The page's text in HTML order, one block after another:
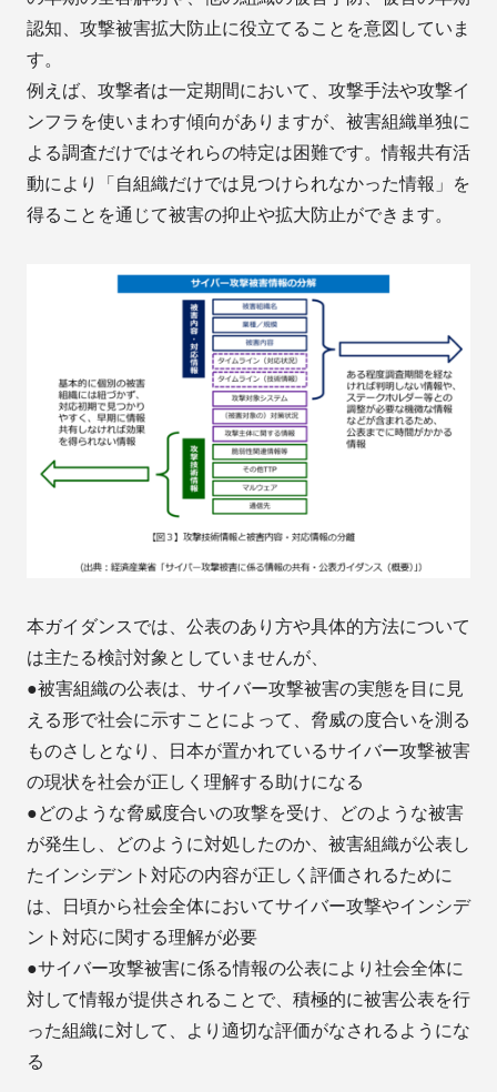
認知、攻撃被害拡大防止に役立てることを意図していま
す。
例えば、攻撃者は一定期間において、攻撃手法や攻撃イ
ンフラを使いまわす傾向がありますが、被害組織単独に
よる調査だけではそれらの特定は困難です。情報共有活
動により「自組織だけでは見つけられなかった情報」を
得ることを通じて被害の抑止や拡大防止ができます。
本ガイダンスでは、公表のあり方や具体的方法について
は主たる検討対象としていませんが、
●被害組織の公表は、サイバー攻撃被害の実態を目に見
える形で社会に示すことによって、脅威の度合いを測る
ものさしとなり、日本が置かれているサイバー攻撃被害
の現状を社会が正しく理解する助けになる
●どのような脅威度合いの攻撃を受け、どのような被害
が発生し、どのように対処したのか、被害組織が公表し
たインシデント対応の内容が正しく評価されるために
は、日頃から社会全体においてサイバー攻撃やインシデ
ント対応に関する理解が必要
●サイバー攻撃被害に係る情報の公表により社会全体に
対して情報が提供されることで、積極的に被害公表を行
った組織に対して、より適切な評価がなされるようにな
る